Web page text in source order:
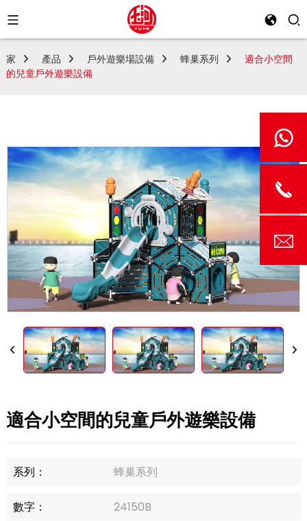
家 產品 戶外遊樂場設備 蜂巢系列
適合小空間
的兒童戶外遊樂設備
適合小空間的兒童戶外遊樂設備
系列： 蜂巢系列
數字： 24150B